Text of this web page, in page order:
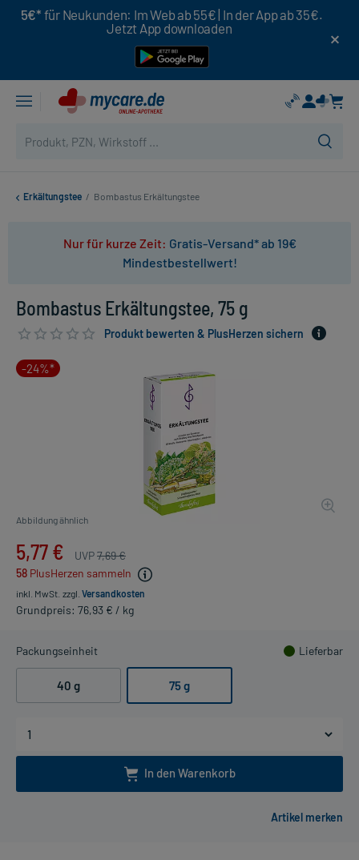
5€* für Neukunden: Im Web ab 55€ | In der App ab 35€.
Jetzt App downloaden
Erkältungstee / Bombastus Erkältungstee
Nur für kurze Zeit: Gratis-Versand* ab 19€
Mindestbestellwert!
Bombastus Erkältungstee, 75 g
Produkt bewerten & PlusHerzen sichern
-24%*
Abbildung ähnlich
5,77 € UVP7,69 €
58 PlusHerzen sammeln
inkl. MwSt. zzgl. Versandkosten
Grundpreis: 76,93 € / kg
Packungseinheit Lieferbar
40 g 75 g
In den Warenkorb